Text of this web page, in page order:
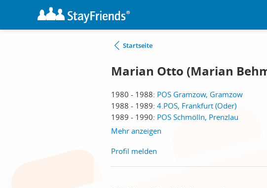
Startseite
Marian Otto (Marian
1980 - 1988: POS Gramzow, Gramzow
1988 - 1989: 4.POS, Frankfurt (Oder)
1989 - 1990: POS Schmölln, Prenzlau
Mehr anzeigen
Profil melden